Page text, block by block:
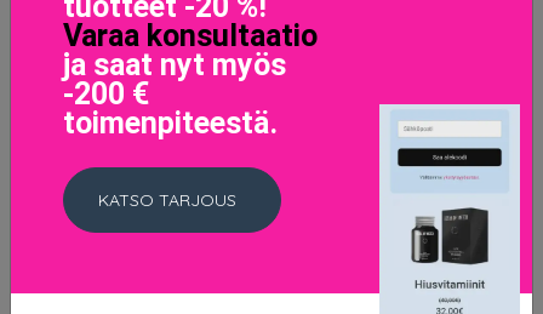
Can't Stop Won't Stop Powder Foundation Golden
Honey
18.6 EUR
LISÄTIETOJA
Varaa konsultaatio
ja saat nyt myös
-200 €
toimenpiteestä.
KATSO TARJOUS